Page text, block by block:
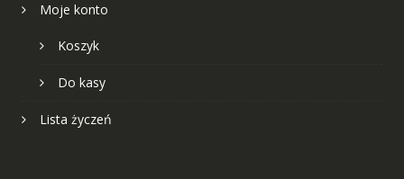
Moje konto
Koszyk
Do kasy
Lista życzeń